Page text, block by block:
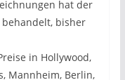
hat der
behandelt, bisher
in Hollywood,
Mannheim, Berlin,